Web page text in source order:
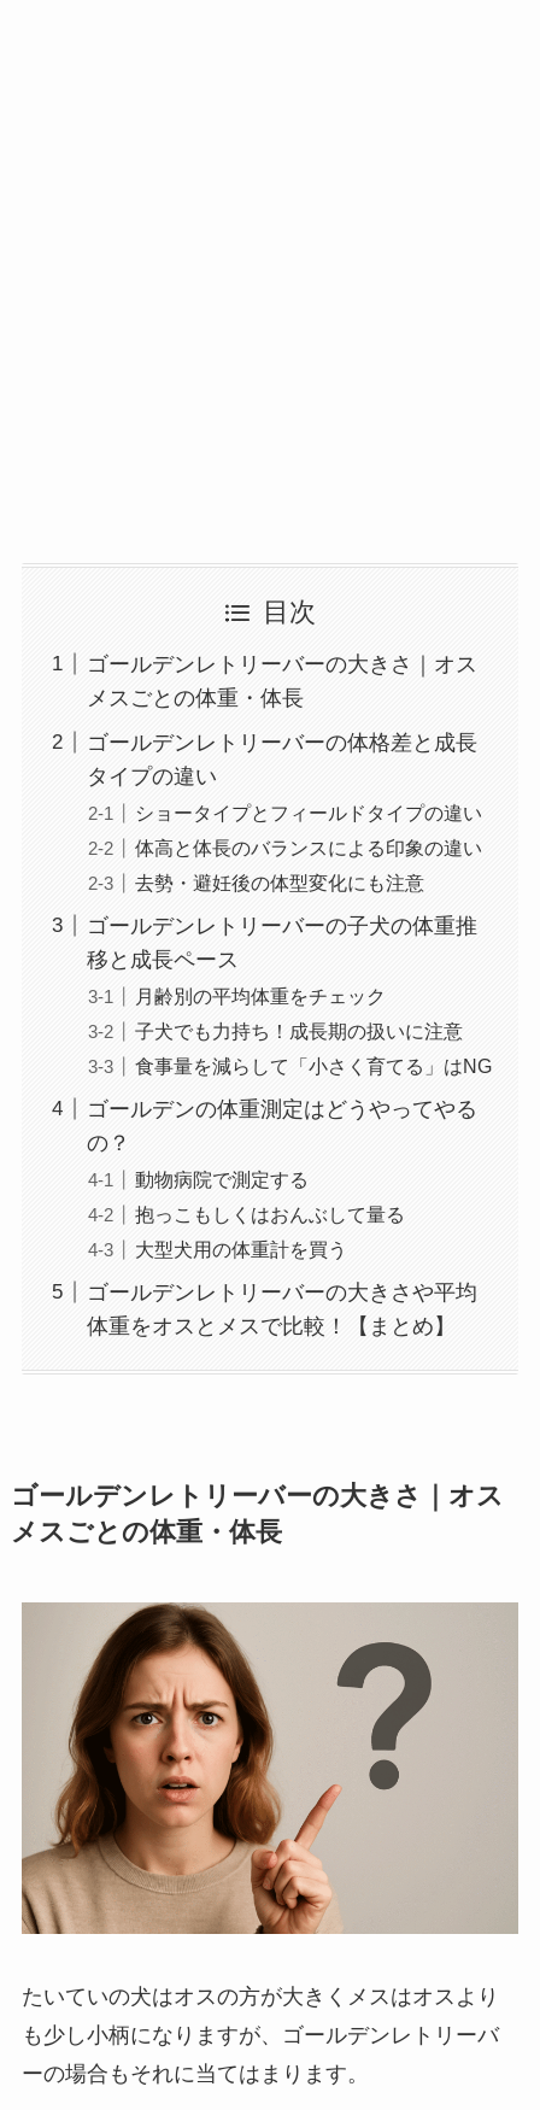
目次
ゴールデンレトリーバーの大きさ｜オス
メスごとの体重・体長
ゴールデンレトリーバーの体格差と成長
タイプの違い
ショータイプとフィールドタイプの違い
体高と体長のバランスによる印象の違い
去勢・避妊後の体型変化にも注意
ゴールデンレトリーバーの子犬の体重推
移と成長ペース
月齢別の平均体重をチェック
子犬でも力持ち！成長期の扱いに注意
食事量を減らして「小さく育てる」はNG
ゴールデンの体重測定はどうやってやる
の？
動物病院で測定する
抱っこもしくはおんぶして量る
大型犬用の体重計を買う
ゴールデンレトリーバーの大きさや平均
体重をオスとメスで比較！【まとめ】
ゴールデンレトリーバーの大きさ｜オス
メスごとの体重・体長
たいていの犬はオスの方が大きくメスはオスより
も少し小柄になりますが、ゴールデンレトリーバ
ーの場合もそれに当てはまります。